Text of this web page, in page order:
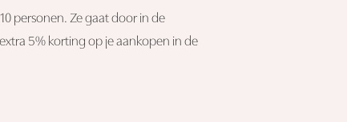
personen. Ze gaat door in de
5% korting op je aankopen in de